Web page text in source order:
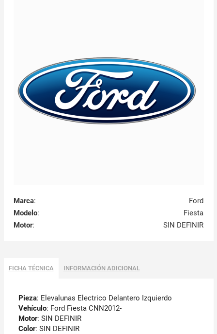
Marca:
Ford
Modelo:
Fiesta
Motor: SIN DEFINIR
FICHA TÉCNICA INFORMACIÓN ADICIONAL
Pieza: Elevalunas Electrico Delantero Izquierdo
Vehículo: Ford Fiesta CNN2012-
Motor: SIN DEFINIR
Color: SIN DEFINIR